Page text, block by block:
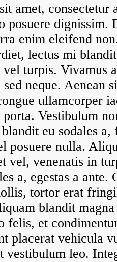
amet, consectetur
posuere dignissim.
enim eleifend
lectus mi
turpis. Vivamus
neque. Aenean
ullamcorper
Vestibulum
eu sodales a,
posuere nulla.
vel, venenatis in
a, egestas a ante.
tortor erat
blandit
felis, et
placerat vehicula
vestibulum leo.